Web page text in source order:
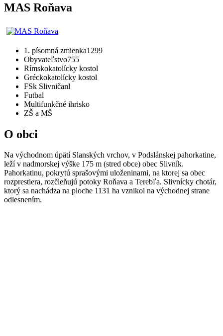
MAS Roňava
1. písomná zmienka1299
Obyvateľstvo755
Rímskokatolícky kostol
Gréckokatolícky kostol
FSk Slivničanl
Futbal
Multifunkčné ihrisko
ZŠ a MŠ
O obci
Na východnom úpätí Slanských vrchov, v Podslánskej pahorkatine,
leží v nadmorskej výške 175 m (stred obce) obec Slivník.
Pahorkatinu, pokrytú sprašovými uloženinami, na ktorej sa obec
rozprestiera, rozčleňujú potoky Roňava a Terebľa. Slivnícky chotár,
ktorý sa nachádza na ploche 1131 ha vznikol na východnej strane
odlesnením.